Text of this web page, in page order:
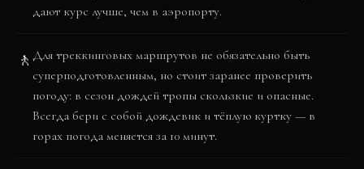
дают курс лучше, чем в аэропорту.
🚶 Для треккинговых маршрутов не обязательно быть
суперподготовленным, но стоит заранее проверить
погоду: в сезон дождей тропы скользкие и опасные.
Всегда бери с собой дождевик и тёплую куртку — в
горах погода меняется за 10 минут.